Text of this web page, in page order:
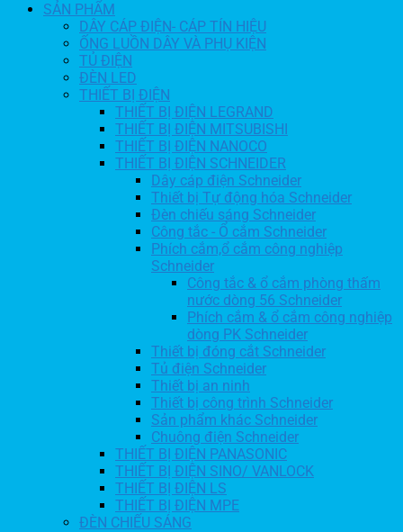
SẢN PHẨM
DÂY CÁP ĐIỆN- CÁP TÍN HIỆU
ỐNG LUỒN DÂY VÀ PHỤ KIỆN
TỦ ĐIỆN
ĐÈN LED
THIẾT BỊ ĐIỆN
THIẾT BỊ ĐIỆN LEGRAND
THIẾT BỊ ĐIỆN MITSUBISHI
THIẾT BỊ ĐIỆN NANOCO
THIẾT BỊ ĐIỆN SCHNEIDER
Dây cáp điện Schneider
Thiết bị Tự động hóa Schneider
Đèn chiếu sáng Schneider
Công tắc - Ổ cắm Schneider
Phích cắm,ổ cắm công nghiệp
Schneider
Công tắc & ổ cắm phòng thấm
nước dòng 56 Schneider
Phích cắm & ổ cắm công nghiệp
dòng PK Schneider
Thiết bị đóng cắt Schneider
Tủ điện Schneider
Thiết bị an ninh
Thiết bị công trình Schneider
Sản phẩm khác Schneider
Chuông điện Schneider
THIẾT BỊ ĐIỆN PANASONIC
THIẾT BỊ ĐIỆN SINO/ VANLOCK
THIẾT BỊ ĐIỆN LS
THIẾT BỊ ĐIỆN MPE
ĐÈN CHIẾU SÁNG